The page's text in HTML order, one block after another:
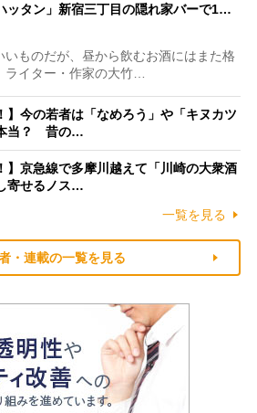
ッタン」新宿三丁目の隠れ家バーで1…
ものだが、昼から飲むお酒にはまた格
イター・作家の大竹…
】今の若者は「なめろう」や「キヌカツ
当？ 昔の…
】京急線で多摩川越えて「川崎の大衆酒
寄せるノス…
一覧を見る
・連載の一覧を見る